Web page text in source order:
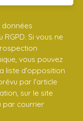
Si vous ne
vous pouvez
liste d'opposition
par l'article
sur le site
par courrier